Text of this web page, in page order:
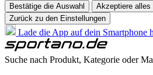
Bestätige die Auswahl
Akzeptiere alles
Zurück zu den Einstellungen
Lade die App auf dein Smartphone
Suche nach Produkt, Kategorie oder